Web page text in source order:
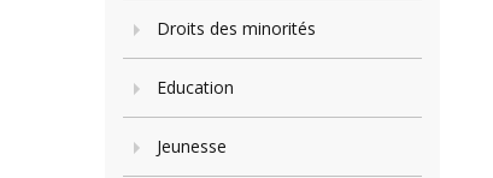
Droits des minorités
Education
Jeunesse